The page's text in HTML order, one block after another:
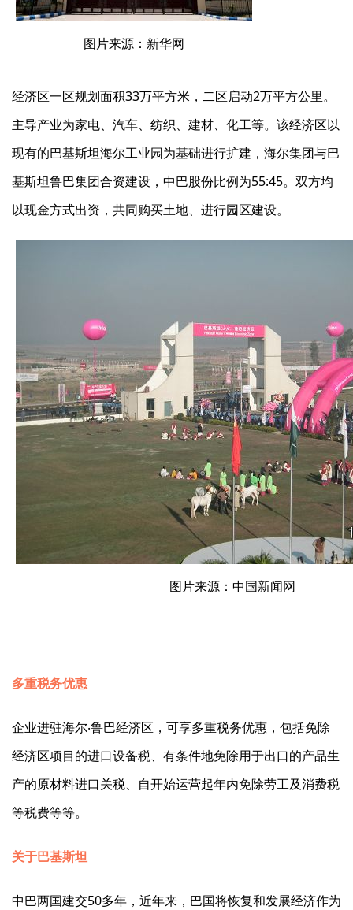
图片来源：新华网
经济区一区规划面积33万平方米，二区启动2万平方公里。
主导产业为家电、汽车、纺织、建材、化工等。该经济区以
现有的巴基斯坦海尔工业园为基础进行扩建，海尔集团与巴
基斯坦鲁巴集团合资建设，中巴股份比例为55:45。双方均
以现金方式出资，共同购买土地、进行园区建设。
图片来源：中国新闻网
多重税务优惠
企业进驻海尔‧鲁巴经济区，可享多重税务优惠，包括免除
经济区项目的进口设备税、有条件地免除用于出口的产品生
产的原材料进口关税、自开始运营起年内免除劳工及消费税
等税费等等。
关于巴基斯坦
中巴两国建交50多年，近年来，巴国将恢复和发展经济作为